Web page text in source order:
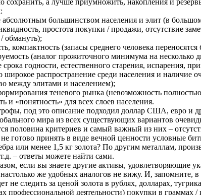
сохранить, а лучше приумножить, накопления и
абсолютным большинством населения и элит (в
простота покупки / продажи, отсутствие
обмануть);
компактность (запасы среднего человека
(аналог прожиточного минимума на несколько
срока годности, естественного старения, испарения,
широкое распространение среди населения и
между элитами и населением);
теневого рынка (невозможность полностью
и «понятность» для всех слоев населения.
под это описание подходил доллар США, евро и
мира из всех существующих вариантов
половина критериев и самый важный из них –
готово принять в виде вечной ценности условные
или менее 1,5 кг золота? По другим металлам,
– ответы можете найти сами.
если вы знаете другие активы, удовлетворяющие
же удобных аналогов не вижу. И, запомните,
не следить за ценой золота в рублях, долларах,
профессиональной деятельности) покупки в граммах /